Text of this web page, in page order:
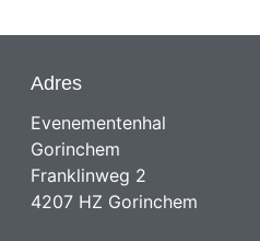
Adres
Evenementenhal
Gorinchem
Franklinweg 2
4207 HZ Gorinchem